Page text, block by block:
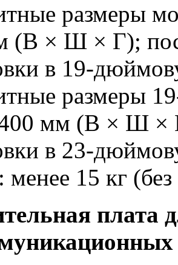
размеры
(В × Ш × Г);
в 19-
размеры
мм (В × Ш ×
в 23-
менее 15 кг
плата